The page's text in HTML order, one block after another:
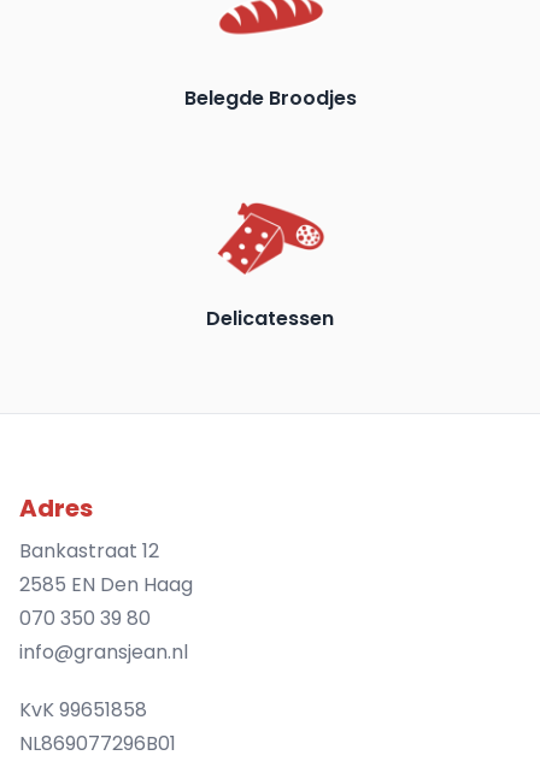
Belegde Broodjes
Delicatessen
Adres
Bankastraat 12
2585 EN Den Haag
070 350 39 80
info@gransjean.nl
KvK 99651858
NL869077296B01